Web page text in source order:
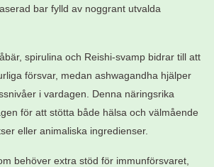
bar fylld av noggrant utvalda
spirulina och Reishi-svamp bidrar till att
försvar, medan ashwagandha hjälper
i vardagen. Denna näringsrika
för att stötta både hälsa och välmående
eller animaliska ingredienser.
behöver extra stöd för immunförsvaret,